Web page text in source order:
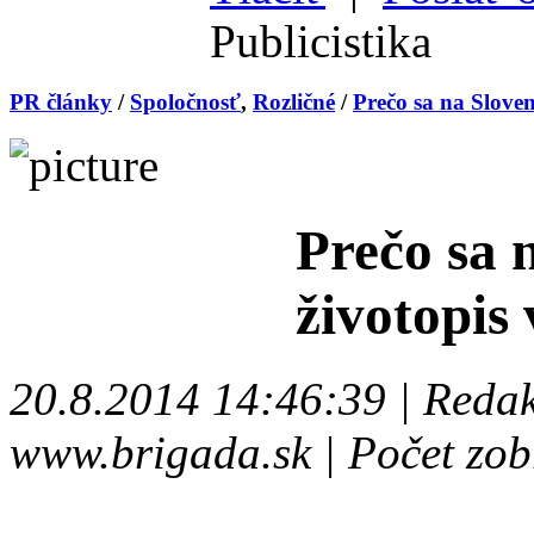
Publicistika
PR články / Spoločnosť, Rozličné /Prečo sa na
Prečo sa
životopis
20.8.2014 14:46:39 |
www.brigada.sk | Počet